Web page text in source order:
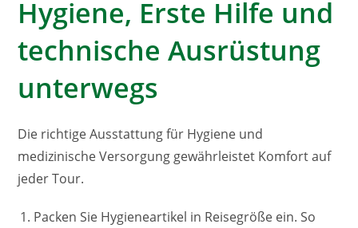
Hygiene, Erste Hilfe und
technische Ausrüstung
unterwegs
Die richtige Ausstattung für Hygiene und
medizinische Versorgung gewährleistet Komfort auf
jeder Tour.
Packen Sie Hygieneartikel in Reisegröße ein. So